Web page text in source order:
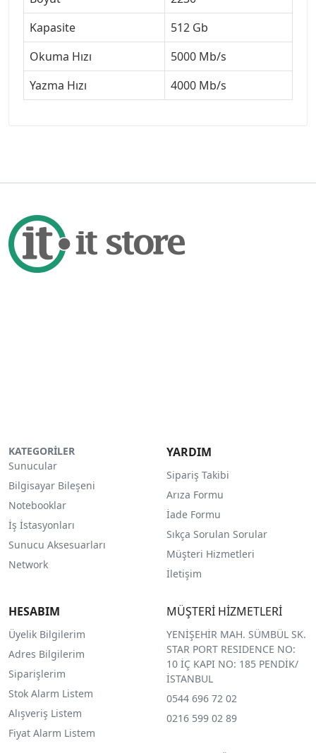
Kapasite
512 Gb
Okuma Hızı
5000 Mb/s
Yazma Hızı
4000 Mb/s
KATEGORİLER
Sunucular
Bilgisayar Bileşeni
Notebooklar
İş İstasyonları
Sunucu Aksesuarları
Network
YARDIM
Sipariş Takibi
Arıza Formu
İade Formu
Sıkça Sorulan Sorular
Müşteri Hizmetleri
İletişim
HESABIM
Üyelik Bilgilerim
Adres Bilgilerim
Siparişlerim
Stok Alarm Listem
Alışveriş Listem
Fiyat Alarm Listem
MÜŞTERİ HİZMETLERİ
YENİŞEHİR MAH. SÜMBÜL SK.
STAR PORT RESIDENCE NO:
10 İÇ KAPI NO: 185 PENDİK/
İSTANBUL
0544 696 72 02
0216 599 02 89